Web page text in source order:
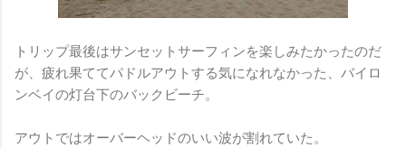
トリップ最後はサンセットサーフィンを楽しみたかったのだ
が、疲れ果ててパドルアウトする気になれなかった、バイロ
ンベイの灯台下のバックビーチ。
アウトではオーバーヘッドのいい波が割れていた。